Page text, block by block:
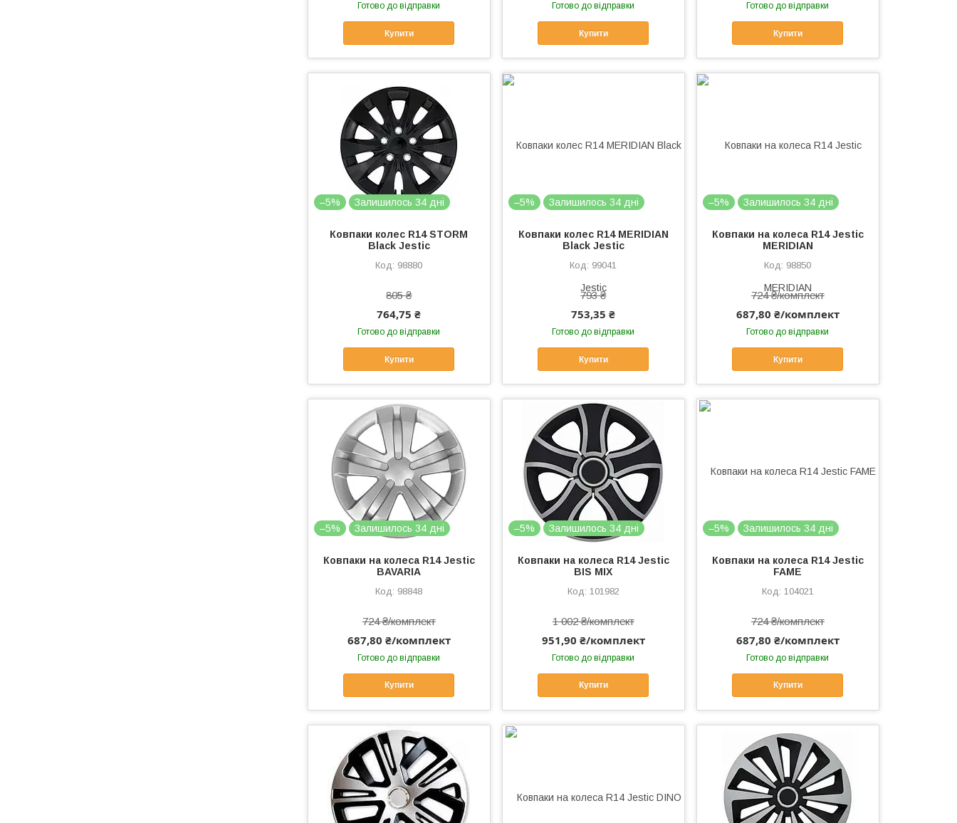
Готово до відправки
Купити
Готово до відправки
Купити
Готово до відправки
Купити
–5% Залишилось 34 дні
Ковпаки колес R14 STORM
Black Jestic
98880
805 ₴
764,75 ₴
Готово до відправки
Купити
–5% Залишилось 34 дні
Ковпаки колес R14 MERIDIAN
Black Jestic
99041
793 ₴
753,35 ₴
Готово до відправки
Купити
–5% Залишилось 34 дні
Ковпаки на колеса R14 Jestic
MERIDIAN
98850
724 ₴/комплект
687,80 ₴/комплект
Готово до відправки
Купити
–5% Залишилось 34 дні
Ковпаки на колеса R14 Jestic
BAVARIA
98848
724 ₴/комплект
687,80 ₴/комплект
Готово до відправки
Купити
–5% Залишилось 34 дні
Ковпаки на колеса R14 Jestic
BIS MIX
101982
1 002 ₴/комплект
951,90 ₴/комплект
Готово до відправки
Купити
–5% Залишилось 34 дні
Ковпаки на колеса R14 Jestic
FAME
104021
724 ₴/комплект
687,80 ₴/комплект
Готово до відправки
Купити